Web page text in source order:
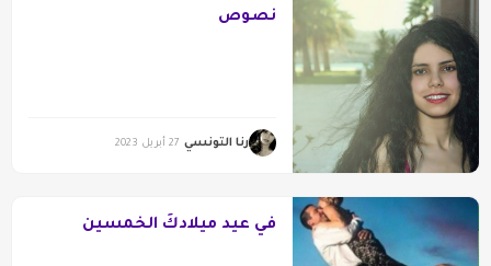
نصوص
رنا التونسي 27 أبريل 2023
في عيد ميلادكَ الخمسين